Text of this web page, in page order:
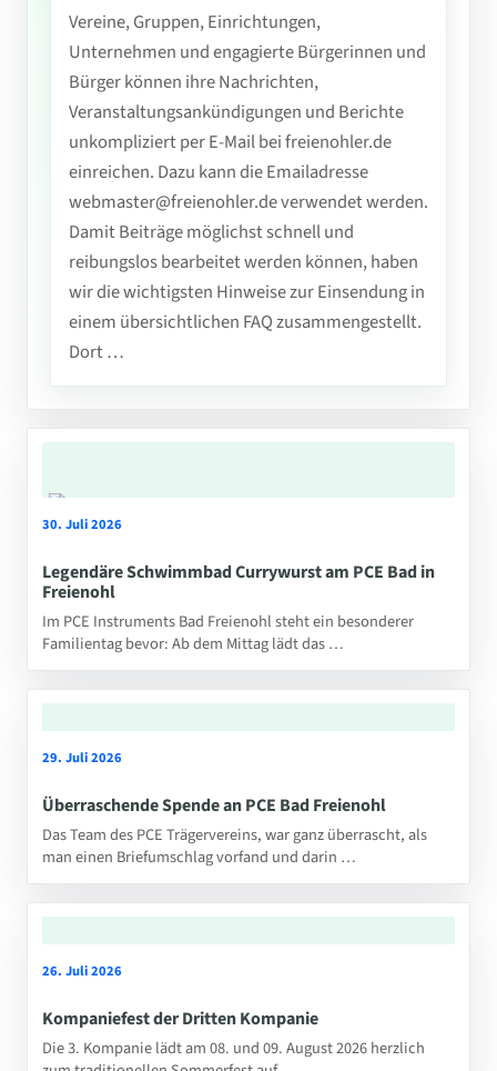
Vereine, Gruppen, Einrichtungen,
Unternehmen und engagierte Bürgerinnen und
Bürger können ihre Nachrichten,
Veranstaltungsankündigungen und Berichte
unkompliziert per E-Mail bei freienohler.de
einreichen. Dazu kann die Emailadresse
webmaster@freienohler.de verwendet werden.
Damit Beiträge möglichst schnell und
reibungslos bearbeitet werden können, haben
wir die wichtigsten Hinweise zur Einsendung in
einem übersichtlichen FAQ zusammengestellt.
Dort …
30. Juli 2026
Legendäre Schwimmbad Currywurst am PCE Bad in
Freienohl
Im PCE Instruments Bad Freienohl steht ein besonderer
Familientag bevor: Ab dem Mittag lädt das …
29. Juli 2026
Überraschende Spende an PCE Bad Freienohl
Das Team des PCE Trägervereins, war ganz überrascht, als
man einen Briefumschlag vorfand und darin …
26. Juli 2026
Kompaniefest der Dritten Kompanie
Die 3. Kompanie lädt am 08. und 09. August 2026 herzlich